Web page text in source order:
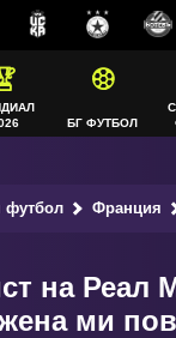
БГ ФУТБОЛ
футбол Франция
на Реал
ми